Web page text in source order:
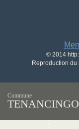
© 2014
Reproduction du
Commune
TENANCINGO